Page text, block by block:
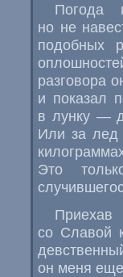
Погода
но не
подобных
разговора
и показал
в лунку —
Или за лед
Это
со Славой
он меня